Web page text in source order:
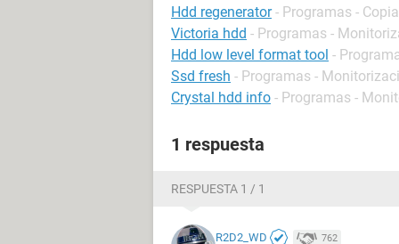
Hdd regenerator - Programas -
Victoria hdd - Programas -
Hdd low level format tool -
Ssd fresh - Programas -
Crystal hdd info - Programas -
1 respuesta
RESPUESTA 1 / 1
R2D2_WD 762